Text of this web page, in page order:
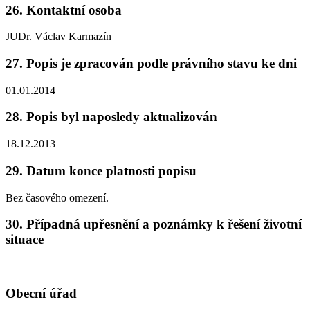
26. Kontaktní osoba
JUDr. Václav Karmazín
27. Popis je zpracován podle právního stavu ke dni
01.01.2014
28. Popis byl naposledy aktualizován
18.12.2013
29. Datum konce platnosti popisu
Bez časového omezení.
30. Případná upřesnění a poznámky k řešení životní
situace
Obecní úřad